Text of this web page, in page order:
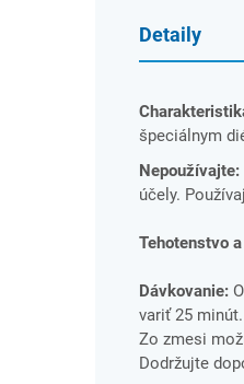
Detaily
špeciálnym
Nepoužívajte:
účely.
Tehotenstvo
Dávkovanie:
variť 25 minút.
Zo zmesi
Dodržujte